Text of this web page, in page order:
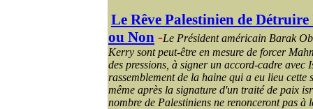
Le Rêve Palestinien de
ou Non -Le Président américain Barak
Kerry sont peut-être en mesure de forcer
des pressions, à signer un accord-cadre avec
rassemblement de la haine qui a eu lieu cette
même après la signature d'un traité de paix
nombre de Palestiniens ne renonceront pas